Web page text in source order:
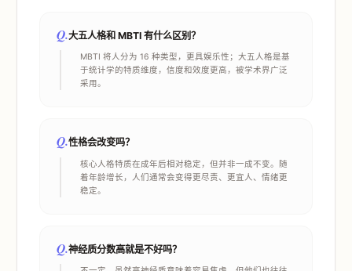
Q.大五人格和 MBTI 有什么区别？
MBTI 将人分为 16 种类型，更具娱乐性；大五人格是基
于统计学的特质维度，信度和效度更高，被学术界广泛
采用。
Q.性格会改变吗？
核心人格特质在成年后相对稳定，但并非一成不变。随
着年龄增长，人们通常会变得更尽责、更宜人、情绪更
稳定。
Q.神经质分数高就是不好吗？